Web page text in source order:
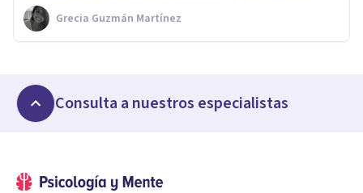
Grecia Guzmán Martínez
Consulta a nuestros especialistas